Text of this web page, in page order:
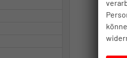
Leistung